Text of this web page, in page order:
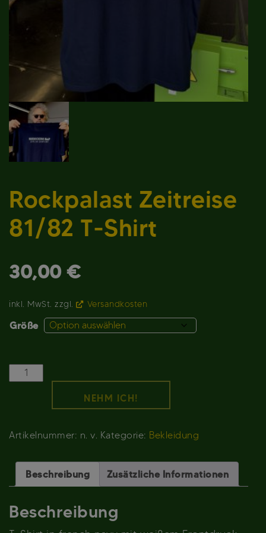
Rockpalast Zeitreise
81/82 T-Shirt
30,00 €
inkl. MwSt. zzgl. Versandkosten
Größe
Rockpalast
Zeitreise
Menge
NEHM ICH!
Artikelnummer: n. v. Kategorie: Bekleidung
Beschreibung Zusätzliche Informationen
Beschreibung